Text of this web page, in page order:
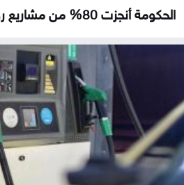
الحكومة أنجزت 80% من مشاريع رؤية التحديث...